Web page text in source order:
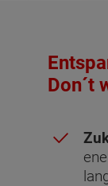
Don´t